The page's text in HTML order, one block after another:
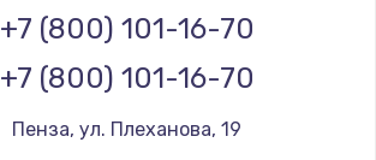
+7 (800) 101-16-70
+7 (800) 101-16-70
Пенза, ул. Плеханова, 19